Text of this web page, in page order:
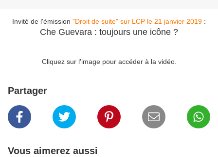
Invité de l'émission "Droit de suite" sur LCP le 21 janvier 2019 :
Che Guevara : toujours une icône ?
Cliquez sur l'image pour accéder à la vidéo.
Partager
Vous aimerez aussi